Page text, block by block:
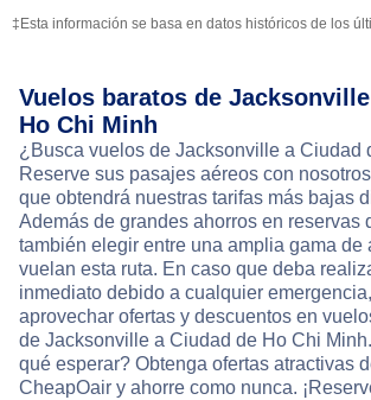
‡Esta información se basa en datos históricos de los
Vuelos baratos de
Ho Chi Minh
¿Busca vuelos de Jacksonville a Ciudad
Reserve sus pasajes aéreos con
que obtendrá nuestras tarifas más bajas
Además de grandes ahorros en reservas
también elegir entre una amplia gama de
vuelan esta ruta. En caso que deba
inmediato debido a cualquier
aprovechar ofertas y descuentos en
de Jacksonville a Ciudad de Ho Chi
qué esperar? Obtenga ofertas atractivas
CheapOair y ahorre como nunca.